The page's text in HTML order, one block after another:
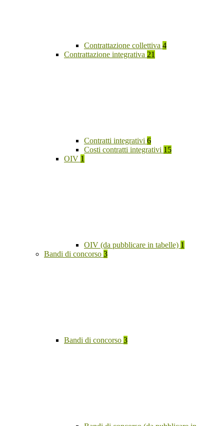
Contrattazione collettiva 4
Contrattazione integrativa 21
Contratti integrativi 6
Costi contratti integrativi 15
OIV 1
OIV (da pubblicare in tabelle) 1
Bandi di concorso 3
Bandi di concorso 3